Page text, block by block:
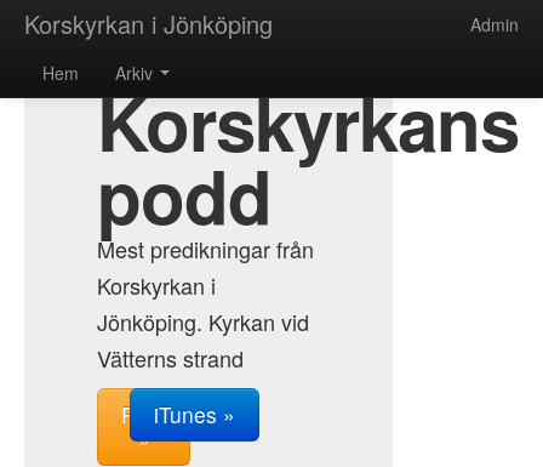
Korskyrkan i Jönköping
Admin
Hem
Arkiv
Korskyrkans
podd
Mest predikningar från
Korskyrkan i
Jönköping. Kyrkan vid
Vätterns strand
RSS
»
iTunes »